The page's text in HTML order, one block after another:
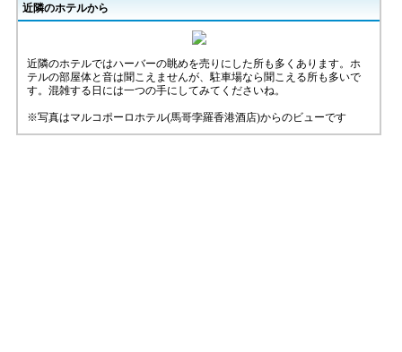
近隣のホテルから
近隣のホテルではハーバーの眺めを売りにした所も多くあります。ホ
テルの部屋体と音は聞こえませんが、駐車場なら聞こえる所も多いで
す。混雑する日には一つの手にしてみてくださいね。
※写真はマルコポーロホテル(馬哥孛羅香港酒店)からのビューです